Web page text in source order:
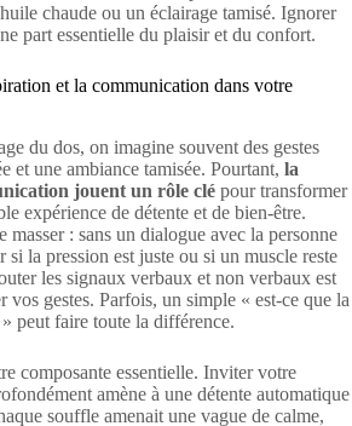
chaude ou un éclairage tamisé. Ignorer
part essentielle du plaisir et du confort.
et la communication dans votre
du dos, on imagine souvent des gestes
et une ambiance tamisée. Pourtant, la
jouent un rôle clé pour transformer
expérience de détente et de bien-être.
masser : sans un dialogue avec la personne
la pression est juste ou si un muscle reste
les signaux verbaux et non verbaux est
vos gestes. Parfois, un simple « est-ce que la
peut faire toute la différence.
composante essentielle. Inviter votre
amène à une détente automatique
souffle amenait une vague de calme,